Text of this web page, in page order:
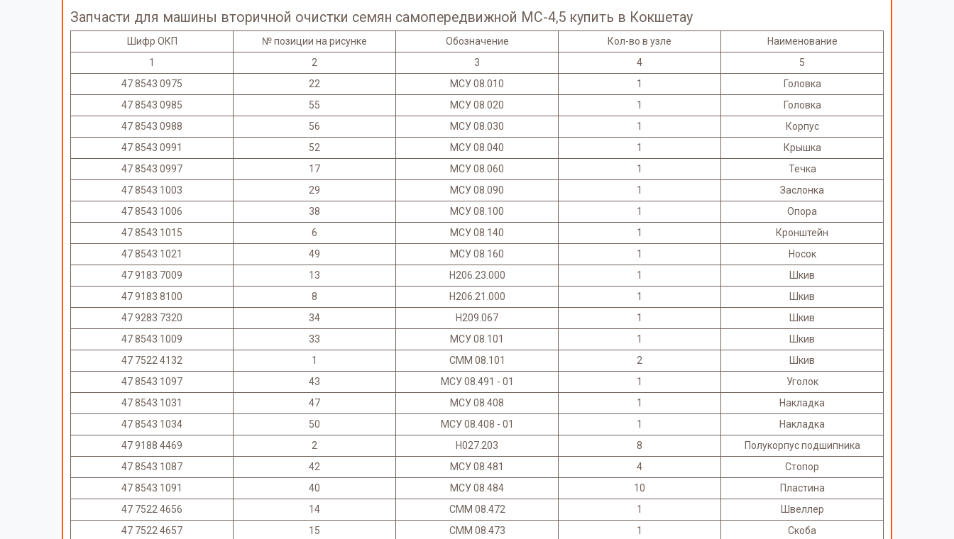
Запчасти для машины вторичной очистки семян самопередвижной МС-4,5 купить в Кокшетау
Шифр ОКП № позиции на рисунке Обозначение Кол-во в узле
Наименование
1
2 3 4
5
47 8543 0975
22 МСУ 08.010 1
Головка
47 8543 0985
55 МСУ 08.020 1
Головка
47 8543 0988
56 МСУ 08.030 1
Корпус
47 8543 0991
52 МСУ 08.040 1
Крышка
47 8543 0997
17 МСУ 08.060 1
Течка
47 8543 1003
29 МСУ 08.090 1
Заслонка
47 8543 1006
38 МСУ 08.100 1
Опора
47 8543 1015
6 МСУ 08.140 1
Кронштейн
47 8543 1021
49 МСУ 08.160 1
Носок
47 9183 7009
13 Н206.23.000 1
Шкив
47 9183 8100
8 Н206.21.000 1
Шкив
47 9283 7320
34 Н209.067 1
Шкив
47 8543 1009
33 МСУ 08.101 1
Шкив
47 7522 4132
1 СММ 08.101 2
Шкив
47 8543 1097
43 МСУ 08.491 - 01 1
Уголок
47 8543 1031
47 МСУ 08.408 1
Накладка
47 8543 1034
50 МСУ 08.408 - 01 1
Накладка
47 9188 4469
2 Н027.203 8
Полукорпус подшипника
47 8543 1087
42 МСУ 08.481 4
Стопор
47 8543 1091
40 МСУ 08.484 10
Пластина
47 7522 4656
14 СММ 08.472 1
Швеллер
47 7522 4657
15 СММ 08.473 1
Скоба